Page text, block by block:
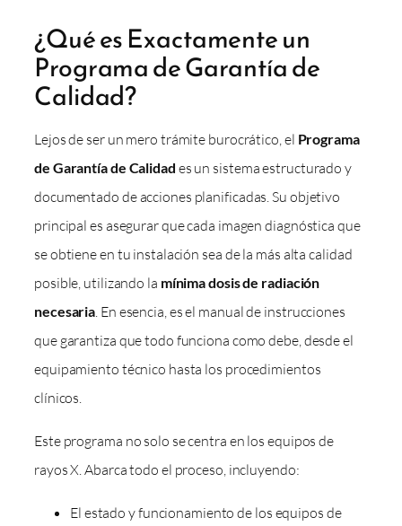
¿Qué es Exactamente un
Programa de Garantía de
Calidad?
Lejos de ser un mero trámite burocrático, el Programa
de Garantía de Calidad es un sistema estructurado y
documentado de acciones planificadas. Su objetivo
principal es asegurar que cada imagen diagnóstica que
se obtiene en tu instalación sea de la más alta calidad
posible, utilizando la mínima dosis de radiación
necesaria . En esencia, es el manual de instrucciones
que garantiza que todo funciona como debe, desde el
equipamiento técnico hasta los procedimientos
clínicos.
Este programa no solo se centra en los equipos de
rayos X. Abarca todo el proceso, incluyendo:
El estado y funcionamiento de los equipos de